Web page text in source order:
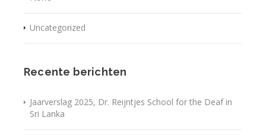
Uncategorized
Recente berichten
Jaarverslag 2025, Dr. Reijntjes School for the Deaf in
Sri Lanka